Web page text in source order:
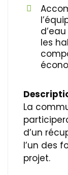
les
La
d’un
l’un des
projet.